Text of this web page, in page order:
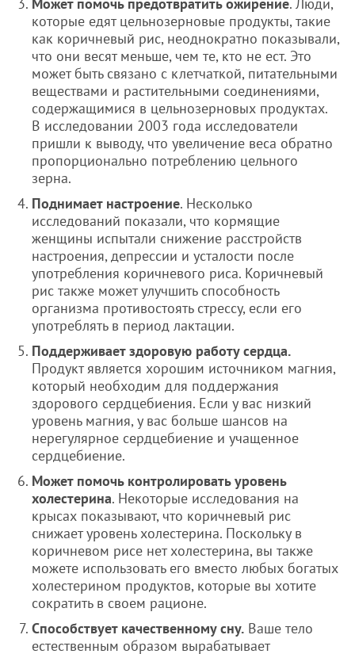
Может помочь предотвратить ожирение. Люди,
которые едят цельнозерновые продукты, такие
как коричневый рис, неоднократно показывали,
что они весят меньше, чем те, кто не ест. Это
может быть связано с клетчаткой, питательными
веществами и растительными соединениями,
содержащимися в цельнозерновых продуктах.
В исследовании 2003 года исследователи
пришли к выводу, что увеличение веса обратно
пропорционально потреблению цельного
зерна.
Поднимает настроение. Несколько
исследований показали, что кормящие
женщины испытали снижение расстройств
настроения, депрессии и усталости после
употребления коричневого риса. Коричневый
рис также может улучшить способность
организма противостоять стрессу, если его
употреблять в период лактации.
Поддерживает здоровую работу сердца.
Продукт является хорошим источником магния,
который необходим для поддержания
здорового сердцебиения. Если у вас низкий
уровень магния, у вас больше шансов на
нерегулярное сердцебиение и учащенное
сердцебиение.
Может помочь контролировать уровень
холестерина. Некоторые исследования на
крысах показывают, что коричневый рис
снижает уровень холестерина. Поскольку в
коричневом рисе нет холестерина, вы также
можете использовать его вместо любых богатых
холестерином продуктов, которые вы хотите
сократить в своем рационе.
Способствует качественному сну. Ваше тело
естественным образом вырабатывает